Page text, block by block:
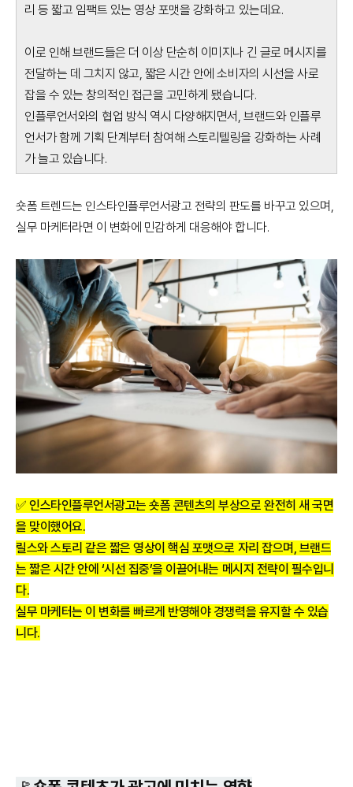
리 등 짧고 임팩트 있는 영상 포맷을 강화하고 있는데요.
이로 인해 브랜드들은 더 이상 단순히 이미지나 긴 글로 메시지를
전달하는 데 그치지 않고, 짧은 시간 안에 소비자의 시선을 사로
잡을 수 있는 창의적인 접근을 고민하게 됐습니다.
인플루언서와의 협업 방식 역시 다양해지면서, 브랜드와 인플루
언서가 함께 기획 단계부터 참여해 스토리텔링을 강화하는 사례
가 늘고 있습니다.
숏폼 트렌드는 인스타인플루언서광고 전략의 판도를 바꾸고 있으며,
실무 마케터라면 이 변화에 민감하게 대응해야 합니다.
✅ 인스타인플루언서광고는 숏폼 콘텐츠의 부상으로 완전히 새 국면
을 맞이했어요.
릴스와 스토리 같은 짧은 영상이 핵심 포맷으로 자리 잡으며, 브랜드
는 짧은 시간 안에 ‘시선 집중’을 이끌어내는 메시지 전략이 필수입니
다.
실무 마케터는 이 변화를 빠르게 반영해야 경쟁력을 유지할 수 있습
니다.